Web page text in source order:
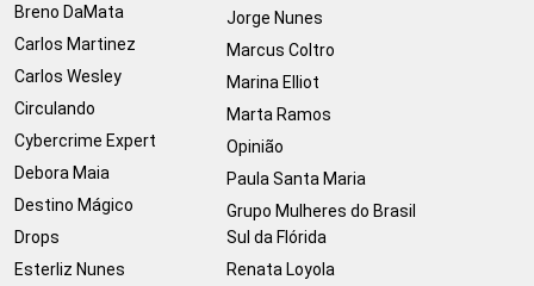
Breno DaMata
Carlos Martinez
Carlos Wesley
Circulando
Cybercrime Expert
Debora Maia
Destino Mágico
Drops
Esterliz Nunes
Jorge Nunes
Marcus Coltro
Marina Elliot
Marta Ramos
Opinião
Paula Santa Maria
Grupo Mulheres do Brasil
Sul da Flórida
Renata Loyola